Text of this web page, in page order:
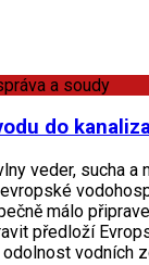
a soudy
do
veder, sucha a
málo
předloží
vodních